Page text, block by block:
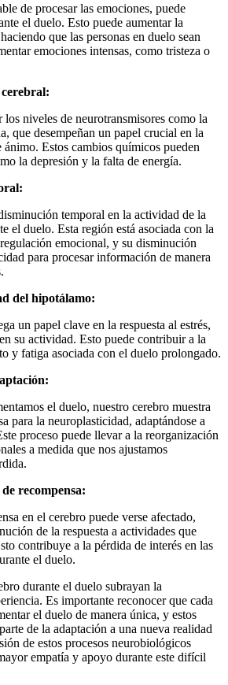
de procesar las emociones, puede
el duelo. Esto puede aumentar la
que las personas en duelo sean
emociones intensas, como tristeza o
niveles de neurotransmisores como la
que desempeñan un papel crucial en la
ánimo. Estos cambios químicos pueden
la depresión y la falta de energía.
temporal en la actividad de la
el duelo. Esta región está asociada con la
emocional, y su disminución
para procesar información de manera
del hipotálamo:
un papel clave en la respuesta al estrés,
su actividad. Esto puede contribuir a la
y fatiga asociada con el duelo prolongado.
el duelo, nuestro cerebro muestra
para la neuroplasticidad, adaptándose a
proceso puede llevar a la reorganización
a medida que nos ajustamos
recompensa:
en el cerebro puede verse afectado,
de la respuesta a actividades que
contribuye a la pérdida de interés en las
el duelo.
durante el duelo subrayan la
Es importante reconocer que cada
el duelo de manera única, y estos
de la adaptación a una nueva realidad
de estos procesos neurobiológicos
empatía y apoyo durante este difícil